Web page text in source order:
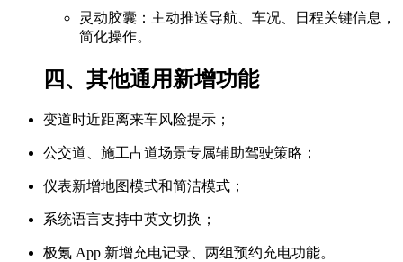
灵动胶囊：主动推送导航、车况、日程关键信息，
简化操作。
四、其他通用新增功能
变道时近距离来车风险提示；
公交道、施工占道场景专属辅助驾驶策略；
仪表新增地图模式和简洁模式；
系统语言支持中英文切换；
极氪 App 新增充电记录、两组预约充电功能。